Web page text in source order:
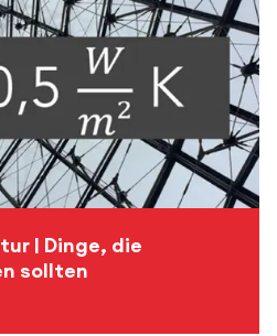
| Dinge, die
sollten